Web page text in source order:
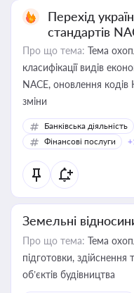
Перехід
стандартів
Про що тема: Тема
класифікації видів
NACE, оновлення
зміни
Банківська діяльність
Фінансові послуги
Земельні
Про що тема: Тема
підготовки, здійснення
об’єктів будівництва